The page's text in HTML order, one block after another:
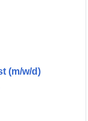
(m/w/d)